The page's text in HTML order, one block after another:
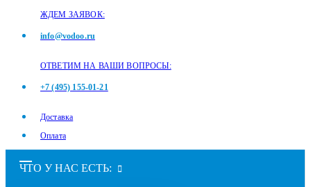
ЖДЕМ ЗАЯВОК:
info@vodoo.ru
ОТВЕТИМ НА ВАШИ ВОПРОСЫ:
+7 (495) 155-01-21
Доставка
Оплата
ЧТО У НАС ЕСТЬ: